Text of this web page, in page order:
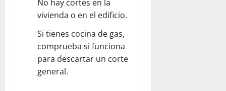
No hay cortes en la
vivienda o en el edificio.
Si tienes cocina de gas,
comprueba si funciona
para descartar un corte
general.